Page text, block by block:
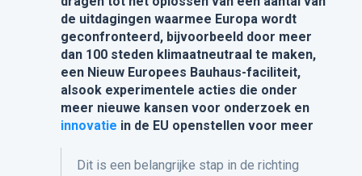
de uitdagingen waarmee Europa wordt
geconfronteerd, bijvoorbeeld door meer
dan 100 steden klimaatneutraal te maken,
een Nieuw Europees Bauhaus-faciliteit,
alsook experimentele acties die onder
meer nieuwe kansen voor onderzoek en
innovatie in de EU openstellen voor meer
Dit is een belangrijke stap in de richting